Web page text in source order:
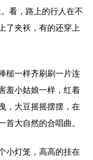
看，路上的行人在不
了夹袄，有的还穿上
槌一样齐刷刷一片连
羞小姑娘一样，红着
，大豆摇摇摆摆，在
首大自然的合唱曲。
小灯笼，高高的挂在